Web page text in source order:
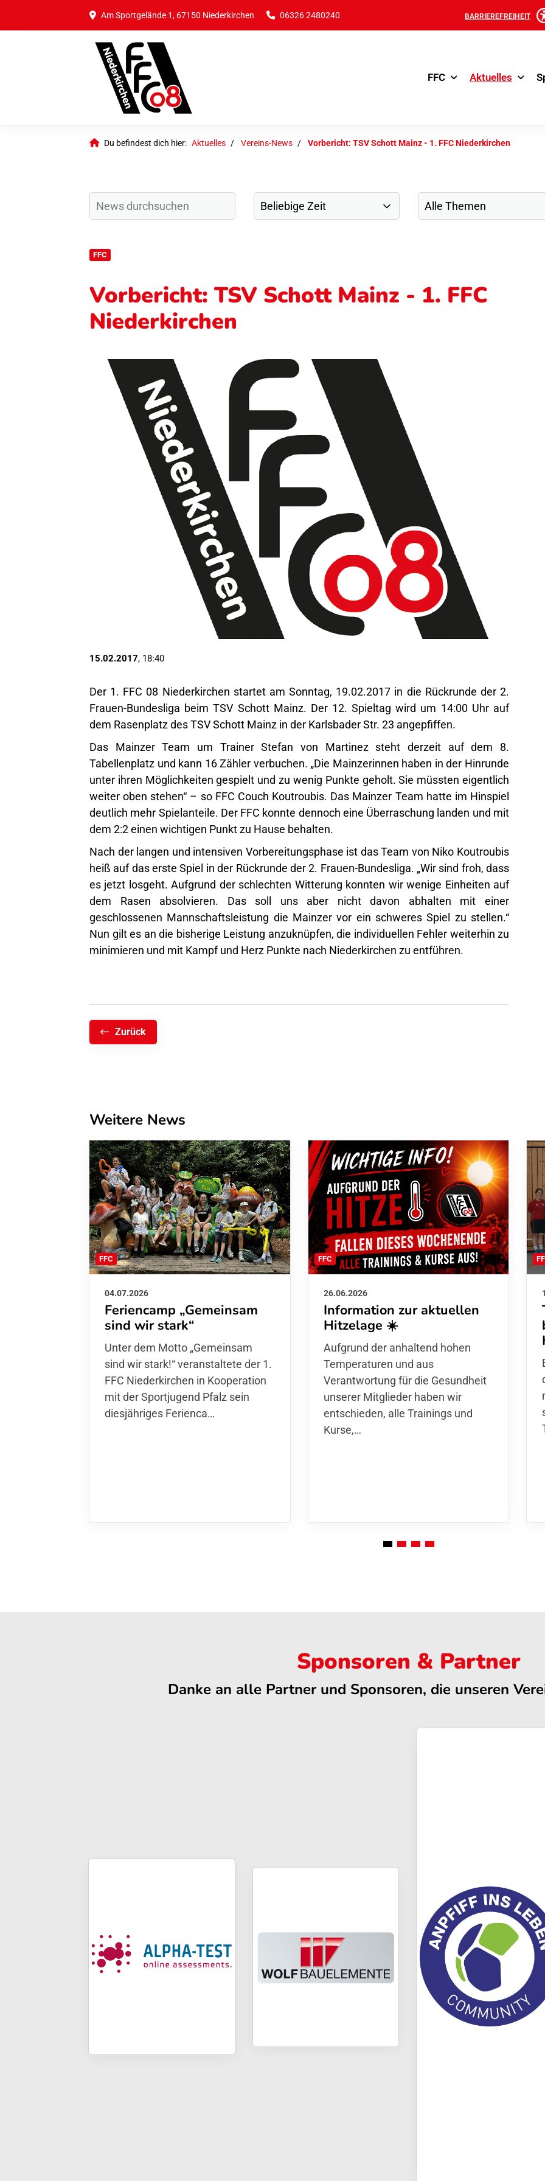
Am Sportgelände 1, 67150 Niederkirchen 06326 2480240 BARRIEREFREIHEIT
FFC Aktuelles
Du befindest dich hier: Aktuelles Vereins-News Vorbericht: TSV Schott Mainz - 1. FFC Niederkirchen
FFC
Vorbericht: TSV Schott Mainz - 1. FFC
Niederkirchen
15.02.2017, 18:40
Der 1. FFC 08 Niederkirchen startet am Sonntag, 19.02.2017 in die Rückrunde der 2.
Frauen-Bundesliga beim TSV Schott Mainz. Der 12. Spieltag wird um 14:00 Uhr auf
dem Rasenplatz des TSV Schott Mainz in der Karlsbader Str. 23 angepfiffen.
Das Mainzer Team um Trainer Stefan von Martinez steht derzeit auf dem 8.
Tabellenplatz und kann 16 Zähler verbuchen. „Die Mainzerinnen haben in der Hinrunde
unter ihren Möglichkeiten gespielt und zu wenig Punkte geholt. Sie müssten eigentlich
weiter oben stehen“ – so FFC Couch Koutroubis. Das Mainzer Team hatte im Hinspiel
deutlich mehr Spielanteile. Der FFC konnte dennoch eine Überraschung landen und mit
dem 2:2 einen wichtigen Punkt zu Hause behalten.
Nach der langen und intensiven Vorbereitungsphase ist das Team von Niko Koutroubis
heiß auf das erste Spiel in der Rückrunde der 2. Frauen-Bundesliga. „Wir sind froh, dass
es jetzt losgeht. Aufgrund der schlechten Witterung konnten wir wenige Einheiten auf
dem Rasen absolvieren. Das soll uns aber nicht davon abhalten mit einer
geschlossenen Mannschaftsleistung die Mainzer vor ein schweres Spiel zu stellen.“
Nun gilt es an die bisherige Leistung anzuknüpfen, die individuellen Fehler weiterhin zu
minimieren und mit Kampf und Herz Punkte nach Niederkirchen zu entführen.
Zurück
Weitere News
FFC
04.07.2026
Feriencamp „Gemeinsam
sind wir stark“
Unter dem Motto „Gemeinsam sind
wir stark!“ veranstaltete der 1. FFC
Niederkirchen in Kooperation mit
der Sportjugend Pfalz sein
diesjähriges Ferienca…
FFC
26.06.2026
Information zur aktuellen
Hitzelage ☀️
Aufgrund der anhaltend hohen
Temperaturen und aus
Verantwortung für die Gesundheit
unserer Mitglieder haben wir
entschieden, alle Trainings und
Kurse,…
Sponsoren & Partner
Danke an alle Partner und Sponsoren, die unseren